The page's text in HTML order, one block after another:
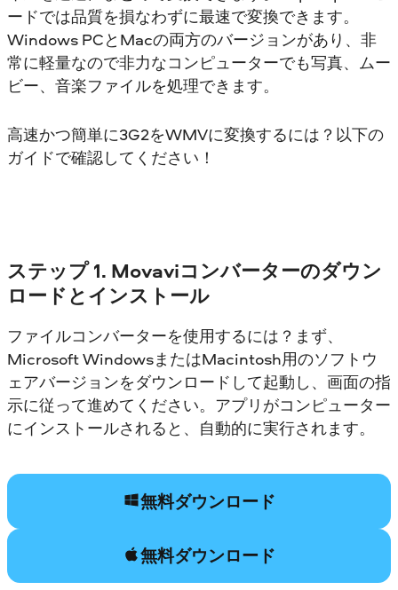
ードでは品質を損なわずに最速で変換できます。
Windows PCとMacの両方のバージョンがあり、非
常に軽量なので非力なコンピューターでも写真、ムー
ビー、音楽ファイルを処理できます。
高速かつ簡単に3G2をWMVに変換するには？以下の
ガイドで確認してください！
ステップ 1. Movaviコンバーターのダウン
ロードとインストール
ファイルコンバーターを使用するには？まず、
Microsoft WindowsまたはMacintosh用のソフトウ
ェアバージョンをダウンロードして起動し、画面の指
示に従って進めてください。アプリがコンピューター
にインストールされると、自動的に実行されます。
無料ダウンロード
無料ダウンロード